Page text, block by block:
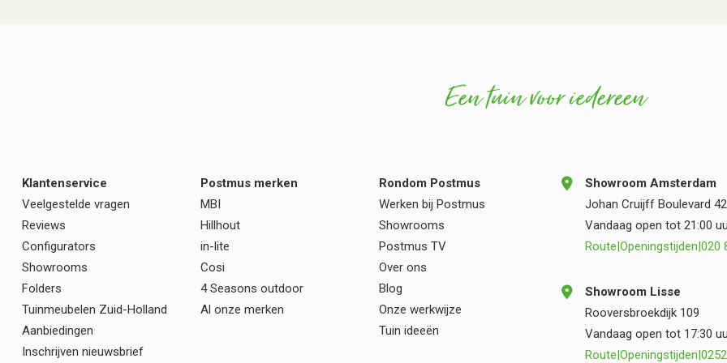
vakmanschap en oog voor detail zijn duidelijk
zichtbaar in het eindresultaat. Wij zijn zeer blij
aanbevelen aan iedereen die op zoek is naar
kwaliteit, deskundigheid en een prettige
Een tuin voor iedereen
Klantenservice
Veelgestelde vragen
Reviews
Configurators
Showrooms
Folders
Tuinmeubelen Zuid-Holland
Aanbiedingen
Inschrijven nieuwsbrief
Postmus merken
MBI
Hillhout
in-lite
Cosi
4 Seasons outdoor
Al onze merken
Rondom Postmus
Werken bij Postmus
Showrooms
Postmus TV
Over ons
Blog
Onze werkwijze
Tuin ideeën
Showroom Amsterdam
Johan Cruijff Boulevard 42
Vandaag open tot 21:00
Route|Openingstijden|020
Showroom Lisse
Rooversbroekdijk 109
Vandaag open tot 17:30
Route|Openingstijden|